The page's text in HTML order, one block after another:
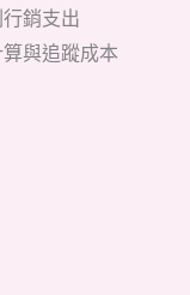
銷支出
與追蹤成本